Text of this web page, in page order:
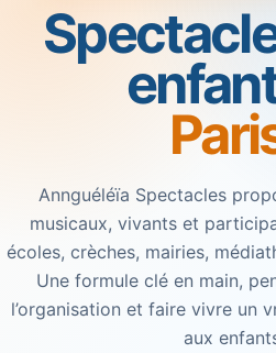
Annguéléïa Spectacles
musicaux, vivants et
écoles, crèches, mairies,
Une formule clé en main,
l’organisation et faire vivre un
aux